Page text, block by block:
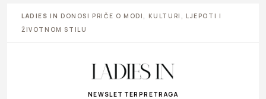
LADIES IN DONOSI PRIČE O MODI, KULTURI, LJEPOTI I
ŽIVOTNOM STILU
NEWSLETTER PRETRAGA